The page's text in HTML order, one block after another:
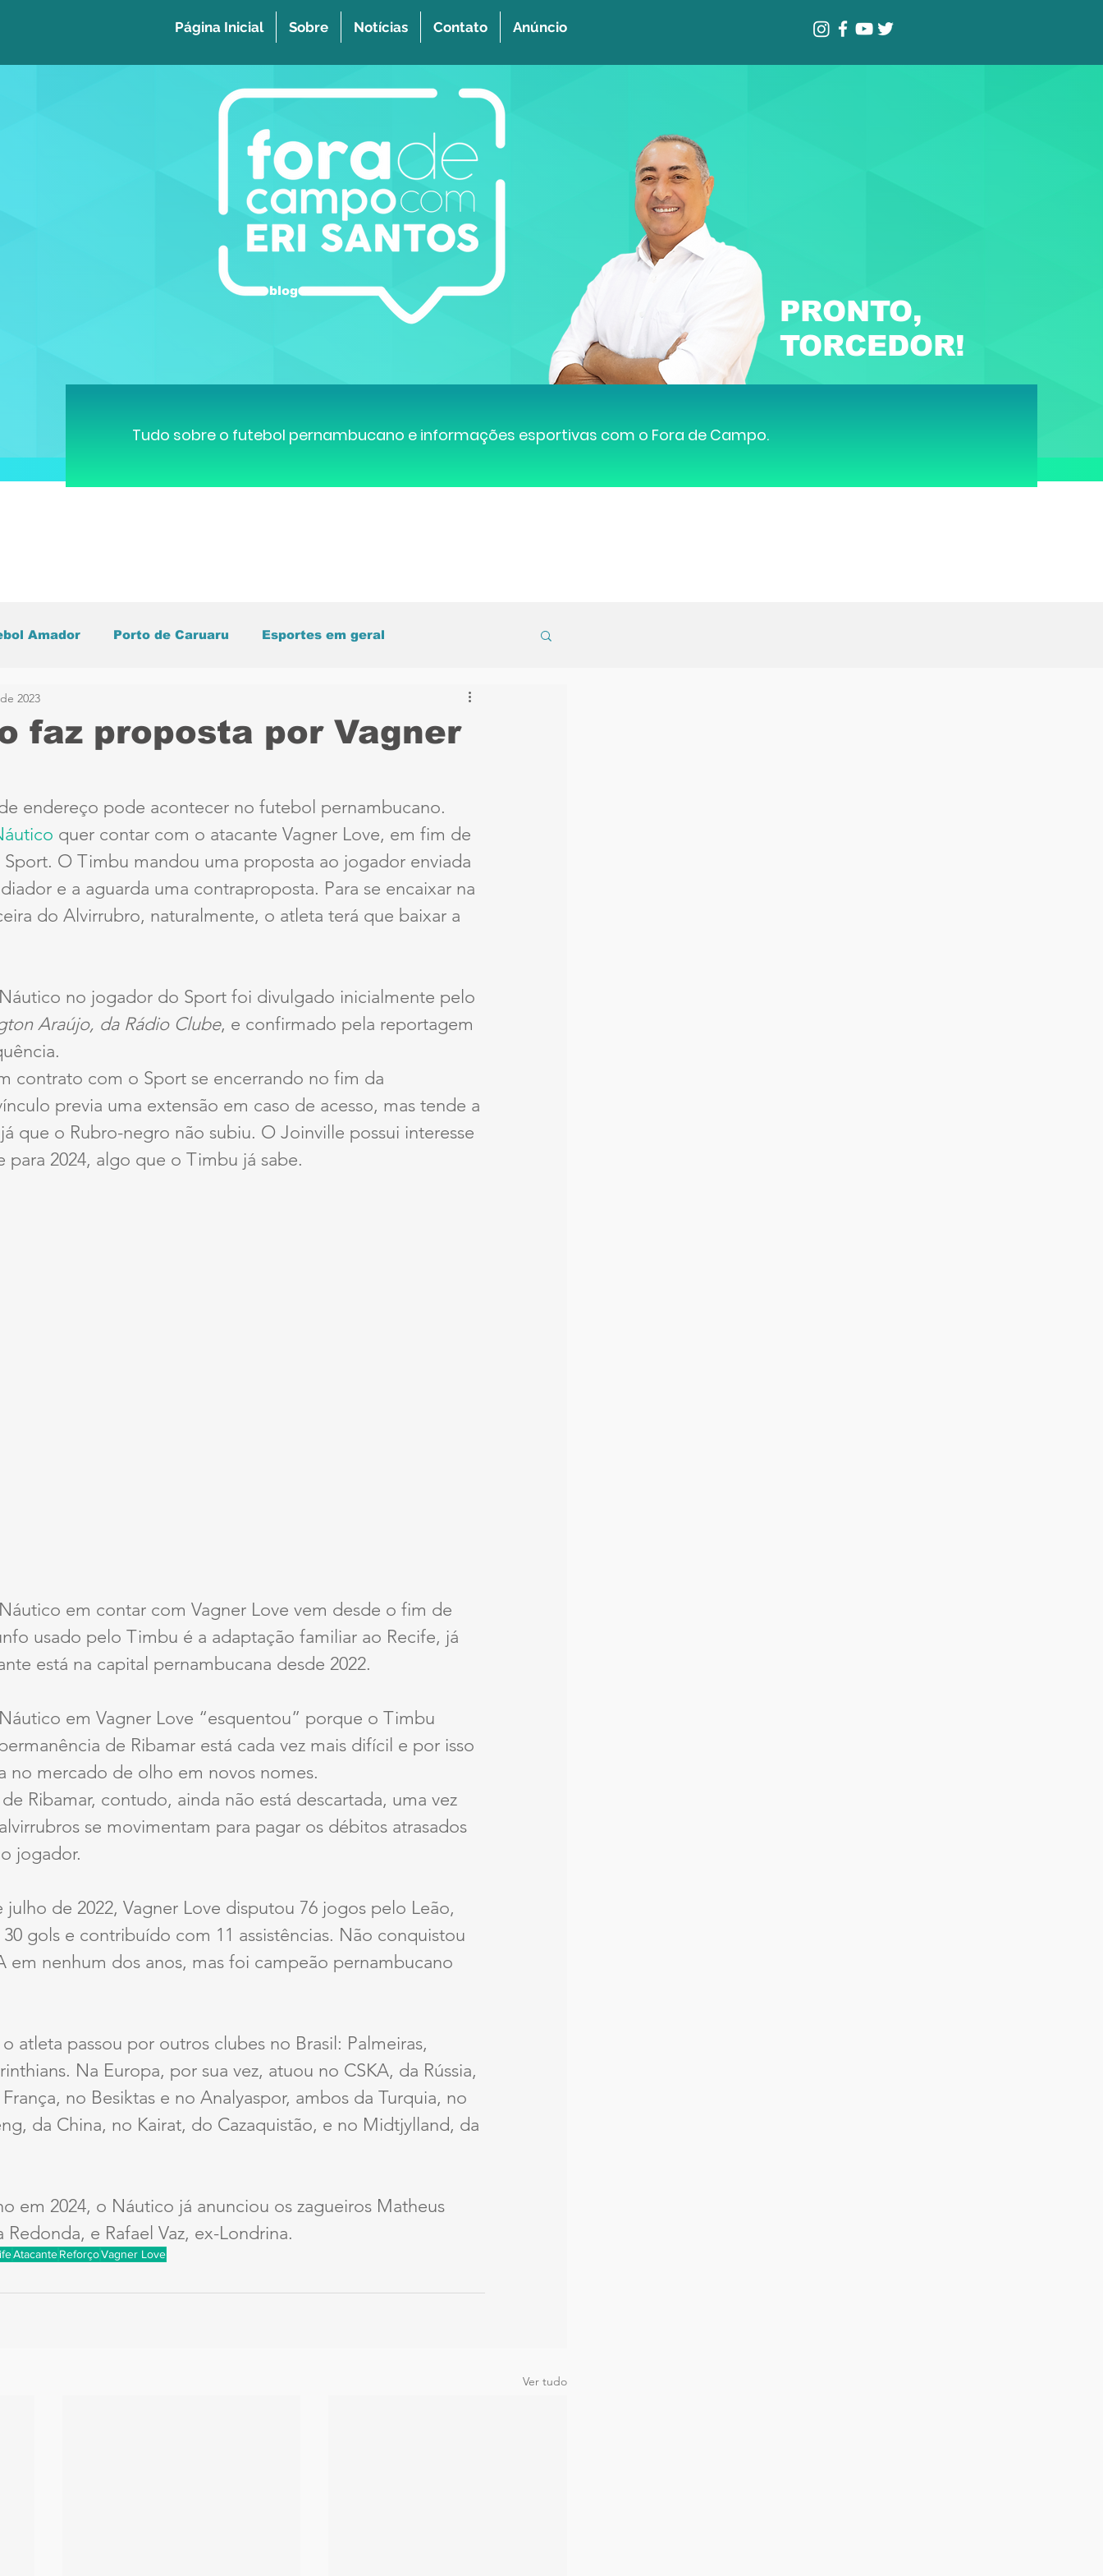
Página Inicial Sobre Notícias Contato Anúncio
PRONTO,
TORCEDOR!
blog
Tudo sobre o futebol pernambucano e informações esportivas com o Fora de Campo.
Amador Porto de Caruaru Esportes em geral
do Mundo Central de Caruaru
Cruz Série A3 futebol do interior PE Seleção Brasileira
Jogos Escolares Retrô CBF Arbitragem
faz proposta por Vagner
2023
endereço pode acontecer no futebol pernambucano.
quer contar com o atacante Vagner Love, em fim de
O Timbu mandou uma proposta ao jogador enviada
e a aguarda uma contraproposta. Para se encaixar na
do Alvirrubro, naturalmente, o atleta terá que baixar a
no jogador do Sport foi divulgado inicialmente pelo
Araújo, da Rádio Clube, e confirmado pela reportagem
contrato com o Sport se encerrando no fim da
previa uma extensão em caso de acesso, mas tende a
que o Rubro-negro não subiu. O Joinville possui interesse
para 2024, algo que o Timbu já sabe.
em contar com Vagner Love vem desde o fim de
usado pelo Timbu é a adaptação familiar ao Recife, já
está na capital pernambucana desde 2022.
em Vagner Love “esquentou” porque o Timbu
de Ribamar está cada vez mais difícil e por isso
no mercado de olho em novos nomes.
Ribamar, contudo, ainda não está descartada, uma vez
se movimentam para pagar os débitos atrasados
jogador.
de 2022, Vagner Love disputou 76 jogos pelo Leão,
gols e contribuído com 11 assistências. Não conquistou
em nenhum dos anos, mas foi campeão pernambucano
atleta passou por outros clubes no Brasil: Palmeiras,
Na Europa, por sua vez, atuou no CSKA, da Rússia,
no Besiktas e no Analyaspor, ambos da Turquia, no
da China, no Kairat, do Cazaquistão, e no Midtjylland, da
em 2024, o Náutico já anunciou os zagueiros Matheus
Redonda, e Rafael Vaz, ex-Londrina.
AtacanteReforçoVagner Love
Ver tudo